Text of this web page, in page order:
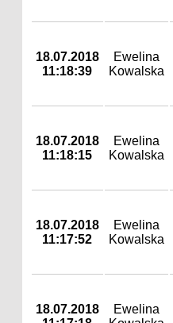
18.07.2018
11:18:39
Ewelina
Kowalska
18.07.2018
11:18:15
Ewelina
Kowalska
18.07.2018
11:17:52
Ewelina
Kowalska
18.07.2018
Ewelina